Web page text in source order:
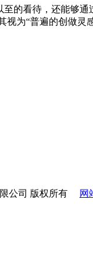
看待，还能够通
视为“普遍的创做
公司 版权所有 网